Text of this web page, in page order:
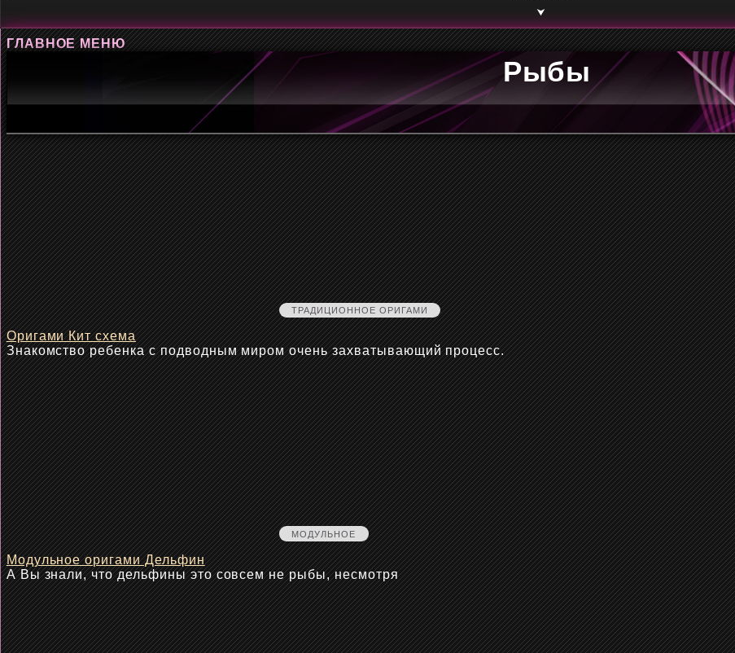
ГЛАВНОЕ МЕНЮ
Рыбы
ТРАДИЦИОННОЕ ОРИГАМИ
Оригами Кит схема
Знакомство ребенка с подводным миром очень захватывающий процесс.
МОДУЛЬНОЕ
Модульное оригами Дельфин
А Вы знали, что дельфины это совсем не рыбы, несмотря